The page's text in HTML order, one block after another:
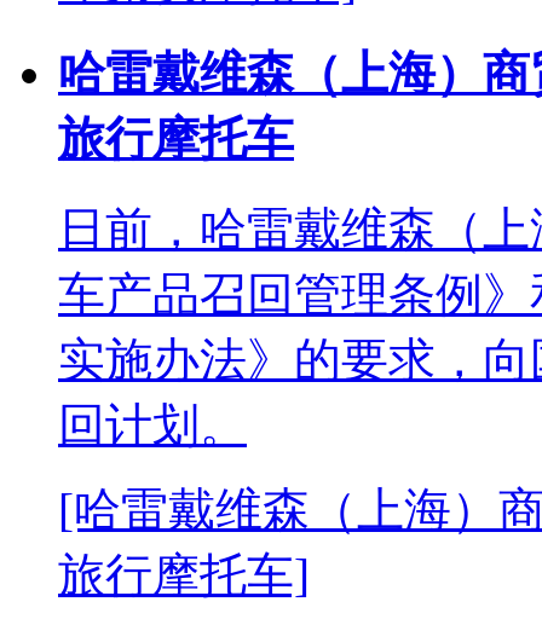
哈雷戴维森（上海）
旅行摩托车
日前，哈雷戴维森（
车产品召回管理条例
实施办法》的要求，
回计划。
[哈雷戴维森（上海）
旅行摩托车]